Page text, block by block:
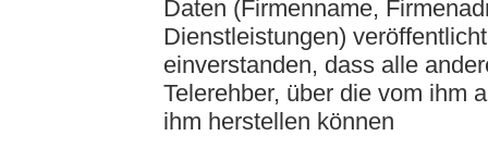
Daten (Firmenname,
Dienstleistungen)
einverstanden, dass alle
Telerehber, über die vom ihm
ihm herstellen können